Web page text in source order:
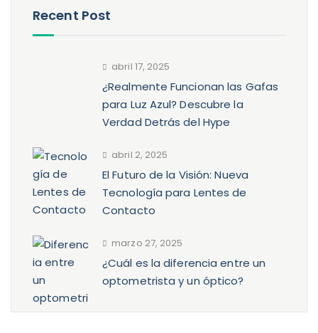
Recent Post
abril 17, 2025
¿Realmente Funcionan las Gafas
para Luz Azul? Descubre la
Verdad Detrás del Hype
abril 2, 2025
El Futuro de la Visión: Nueva
Tecnología para Lentes de
Contacto
marzo 27, 2025
¿Cuál es la diferencia entre un
optometrista y un óptico?